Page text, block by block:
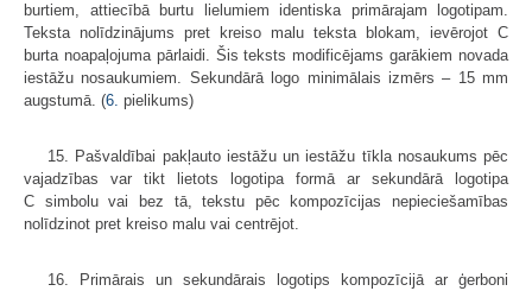
burtiem, attiecībā burtu lielumiem identiska primārajam logotipam.
Teksta nolīdzinājums pret kreiso malu teksta blokam, ievērojot C
burta noapaļojuma pārlaidi. Šis teksts modificējams garākiem novada
iestāžu nosaukumiem. Sekundārā logo minimālais izmērs – 15 mm
augstumā. (6. pielikums)
15. Pašvaldībai pakļauto iestāžu un iestāžu tīkla nosaukums pēc
vajadzības var tikt lietots logotipa formā ar sekundārā logotipa
C simbolu vai bez tā, tekstu pēc kompozīcijas nepieciešamības
nolīdzinot pret kreiso malu vai centrējot.
16. Primārais un sekundārais logotips kompozīcijā ar ģerboni